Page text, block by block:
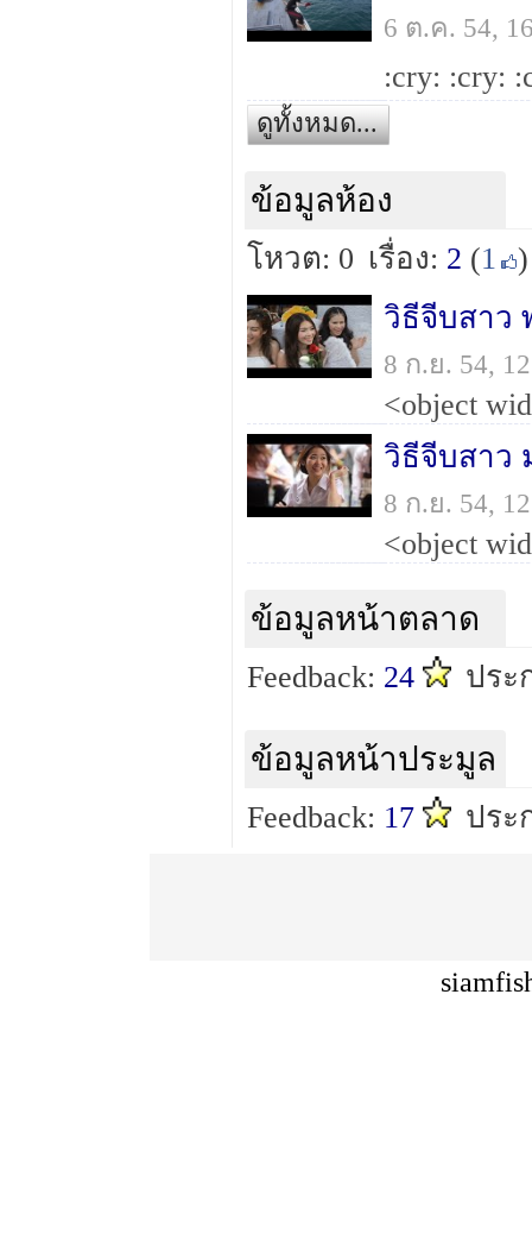
6 ต.ค. 54,
ดูทั้งหมด...
ข้อมูลห้อง
โหวต: 0 เรื่อง: 2 (1
)
วิธีจีบสาว
8 ก.ย. 54,
วิธีจีบสาว
8 ก.ย. 54,
ข้อมูลหน้าตลาด
Feedback: 24 ประ
ข้อมูลหน้าประมูล
Feedback: 17 ประ